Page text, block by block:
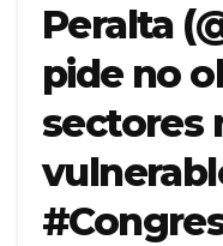
Peralta
pide no
sectores